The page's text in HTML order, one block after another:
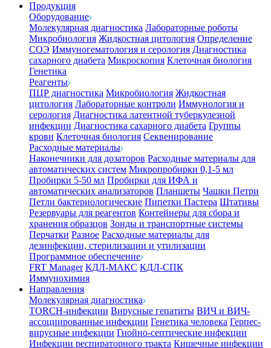
Продукция
Оборудование
Молекулярная диагностика Лабораторные роботы
Микробиология Жидкостная цитология Определение
СОЭ Иммуногематология и серология Диагностика
сахарного диабета Микроскопия Клеточная биология
Генетика
Реагенты
ПЦР диагностика Микробиология Жидкостная
цитология Лабораторные контроли Иммунология и
серология Диагностика латентной туберкулезной
инфекции Диагностика сахарного диабета Группы
крови Клеточная биология Секвенирование
Расходные материалы
Наконечники для дозаторов Расходные материалы для
автоматических систем Микропробирки 0,1-5 мл
Пробирки 5-50 мл Пробирки для ИФА и
автоматических анализаторов Планшеты Чашки Петри
Петли бактериологические Пипетки Пастера Штативы
Резервуары для реагентов Контейнеры для сбора и
хранения образцов Зонды и транспортные системы
Перчатки Разное Расходные материалы для
дезинфекции, стерилизации и утилизации
Программное обеспечение
FRT Manager КДЛ-МАКС КДЛ-СПК
Иммунохимия
Направления
Молекулярная диагностика
TORCH-инфекции Вирусные гепатиты ВИЧ и ВИЧ-
ассоциированные инфекции Генетика человека Герпес-
вирусные инфекции Гнойно-септические инфекции
Инфекции респираторного тракта Кишечные инфекции